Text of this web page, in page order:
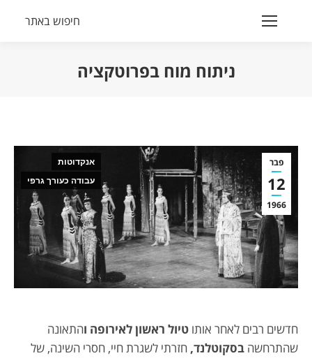
Search:
חיפוש באתר
ניתוח מוח בפרוטקציה
פבר
12
1966
אנקדוטות
עבודה כעורך גרפי
חדשים רבים לאחר אותו טיול ראשון לאירופה והתאונה
שהתרחשה בסקוטלנד, חזרתי לשגרת חיי, חסרי השינה, של